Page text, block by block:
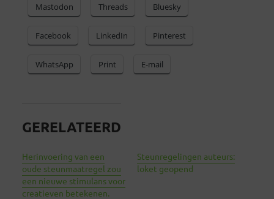
Mastodon Threads Bluesky
Facebook LinkedIn Pinterest
WhatsApp Print E-mail
GERELATEERD
Herinvoering van een
oude steunmaatregel zou
een nieuwe stimulans voor
creatieven betekenen.
Steunregelingen auteurs:
loket geopend